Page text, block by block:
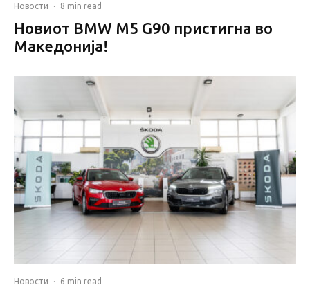
Новости · 8 min read
Новиот BMW M5 G90 пристигна во
Македонија!
Новости · 6 min read